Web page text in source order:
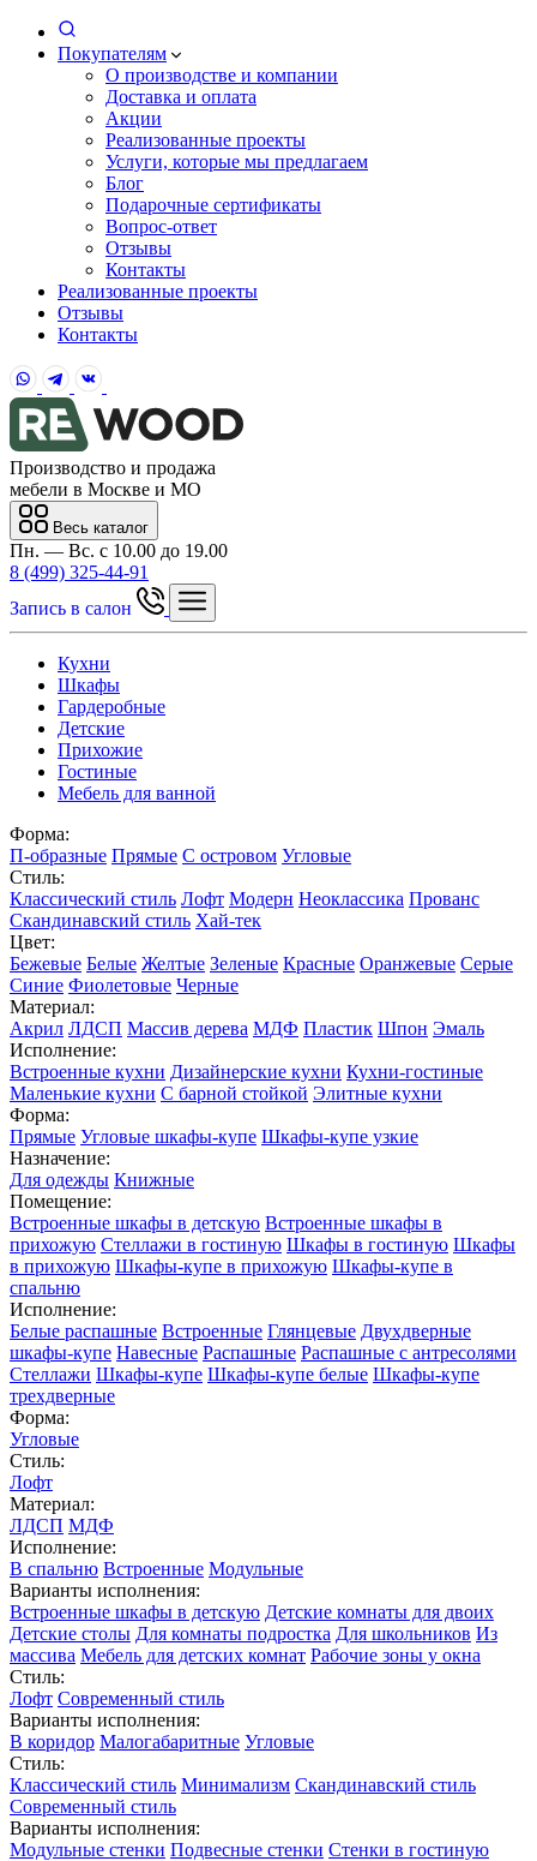
Покупателям
О производстве и компании
Доставка и оплата
Акции
Реализованные проекты
Услуги, которые мы предлагаем
Блог
Подарочные сертификаты
Вопрос-ответ
Отзывы
Контакты
Реализованные проекты
Отзывы
Контакты
Производство и продажа
мебели в Москве и МО
Весь каталог
Пн. — Вс. с 10.00 до 19.00
8 (499) 325-44-91
Запись в салон
Кухни
Шкафы
Гардеробные
Детские
Прихожие
Гостиные
Мебель для ванной
Форма:
П-образные Прямые С островом Угловые
Стиль:
Классический стиль Лофт Модерн Неоклассика Прованс
Скандинавский стиль Хай-тек
Цвет:
Бежевые Белые Желтые Зеленые Красные Оранжевые Серые
Синие Фиолетовые Черные
Материал:
Акрил ЛДСП Массив дерева МДФ Пластик Шпон Эмаль
Исполнение:
Встроенные кухни Дизайнерские кухни Кухни-гостиные
Маленькие кухни С барной стойкой Элитные кухни
Форма:
Прямые Угловые шкафы-купе Шкафы-купе узкие
Назначение:
Для одежды Книжные
Помещение:
Встроенные шкафы в детскую Встроенные шкафы в
прихожую Стеллажи в гостиную Шкафы в гостиную Шкафы
в прихожую Шкафы-купе в прихожую Шкафы-купе в
спальню
Исполнение:
Белые распашные Встроенные Глянцевые Двухдверные
шкафы-купе Навесные Распашные Распашные с антресолями
Стеллажи Шкафы-купе Шкафы-купе белые Шкафы-купе
трехдверные
Форма:
Угловые
Стиль:
Лофт
Материал:
ЛДСП МДФ
Исполнение:
В спальню Встроенные Модульные
Варианты исполнения:
Встроенные шкафы в детскую Детские комнаты для двоих
Детские столы Для комнаты подростка Для школьников Из
массива Мебель для детских комнат Рабочие зоны у окна
Стиль:
Лофт Современный стиль
Варианты исполнения:
В коридор Малогабаритные Угловые
Стиль:
Классический стиль Минимализм Скандинавский стиль
Современный стиль
Варианты исполнения:
Модульные стенки Подвесные стенки Стенки в гостиную